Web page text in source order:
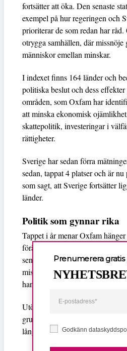
fortsätter att öka. Den senaste
exempel på hur regeringen och
prioriterar de som redan har
otrygga samhällen, där
människor emellan minskar.
I indexet finns 164 länder och
politiska beslut och dess
områden, som Oxfam har
att minska ekonomisk
skattepolitik, investeringar i
rättigheter.
Sverige har sedan förra
sedan, tappat 4 platser och är
som sagt, att Sverige fortsätter
länder.
Politik som gynnar rika
Tappet i år menar Oxfam
förändringar i skattepolitiken.
senaste två åren minskat skatten
misslyckats med att omfördela till
handlar om sänkt marginalskatt
Utöver skatteminskningarna har
grund av att välfärden har
långa vårdköer och stora
Godkänn
Prenumerera gratis